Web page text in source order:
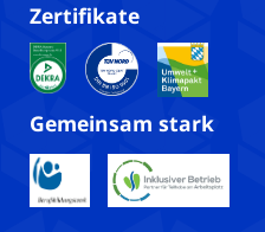
Zertifikate
Gemeinsam stark